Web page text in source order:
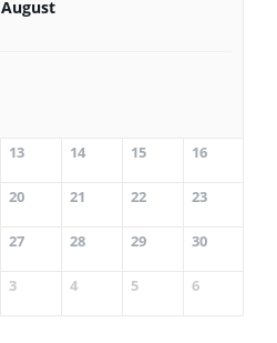
August
13 14 15 16
20 21 22 23
27 28 29 30
3 4 5 6